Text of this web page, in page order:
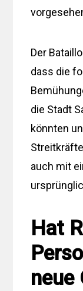
Der
dass die
die Stadt
könnten
auch mit
Hat
neue